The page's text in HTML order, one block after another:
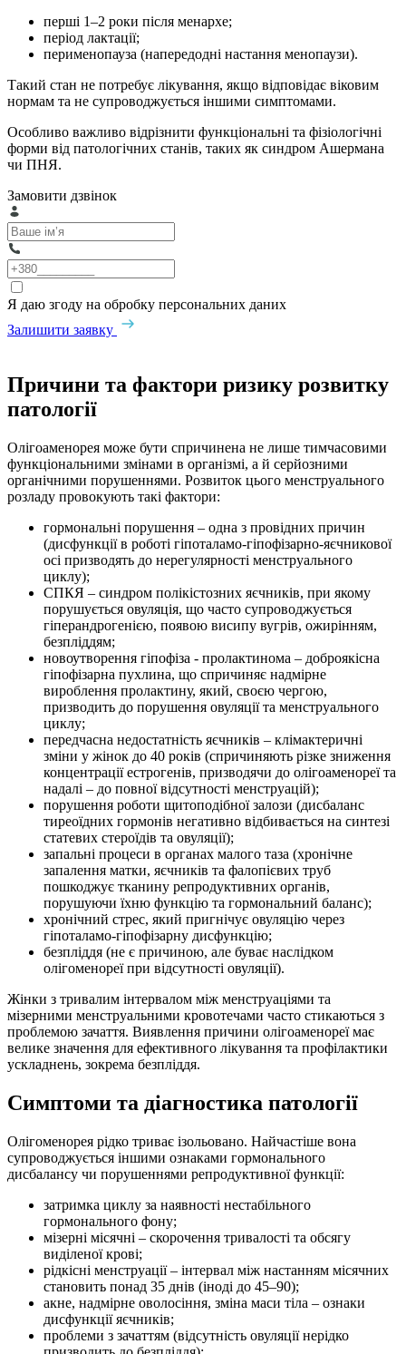
перші 1–2 роки після менархе;
період лактації;
перименопауза (напередодні настання менопаузи).
Такий стан не потребує лікування, якщо відповідає віковим
нормам та не супроводжується іншими симптомами.
Особливо важливо відрізнити функціональні та фізіологічні
форми від патологічних станів, таких як синдром Ашермана
чи ПНЯ.
Замовити дзвінок
Я даю згоду на обробку персональних даних
Залишити заявку
Причини та фактори ризику розвитку
патології
Олігоаменорея може бути спричинена не лише тимчасовими
функціональними змінами в організмі, а й серйозними
органічними порушеннями. Розвиток цього менструального
розладу провокують такі фактори:
гормональні порушення – одна з провідних причин
(дисфункції в роботі гіпоталамо-гіпофізарно-яєчникової
осі призводять до нерегулярності менструального
циклу);
СПКЯ – синдром полікістозних яєчників, при якому
порушується овуляція, що часто супроводжується
гіперандрогенією, появою висипу вугрів, ожирінням,
безпліддям;
новоутворення гіпофіза - пролактинома – доброякісна
гіпофізарна пухлина, що спричиняє надмірне
вироблення пролактину, який, своєю чергою,
призводить до порушення овуляції та менструального
циклу;
передчасна недостатність яєчників – клімактеричні
зміни у жінок до 40 років (спричиняють різке зниження
концентрації естрогенів, призводячи до олігоаменореї та
надалі – до повної відсутності менструацій);
порушення роботи щитоподібної залози (дисбаланс
тиреоїдних гормонів негативно відбивається на синтезі
статевих стероїдів та овуляції);
запальні процеси в органах малого таза (хронічне
запалення матки, яєчників та фалопієвих труб
пошкоджує тканину репродуктивних органів,
порушуючи їхню функцію та гормональний баланс);
хронічний стрес, який пригнічує овуляцію через
гіпоталамо-гіпофізарну дисфункцію;
безпліддя (не є причиною, але буває наслідком
олігоменореї при відсутності овуляції).
Жінки з тривалим інтервалом між менструаціями та
мізерними менструальними кровотечами часто стикаються з
проблемою зачаття. Виявлення причини олігоаменореї має
велике значення для ефективного лікування та профілактики
ускладнень, зокрема безпліддя.
Симптоми та діагностика патології
Олігоменорея рідко триває ізольовано. Найчастіше вона
супроводжується іншими ознаками гормонального
дисбалансу чи порушеннями репродуктивної функції:
затримка циклу за наявності нестабільного
гормонального фону;
мізерні місячні – скорочення тривалості та обсягу
виділеної крові;
рідкісні менструації – інтервал між настанням місячних
становить понад 35 днів (іноді до 45–90);
акне, надмірне оволосіння, зміна маси тіла – ознаки
дисфункції яєчників;
проблеми з зачаттям (відсутність овуляції нерідко